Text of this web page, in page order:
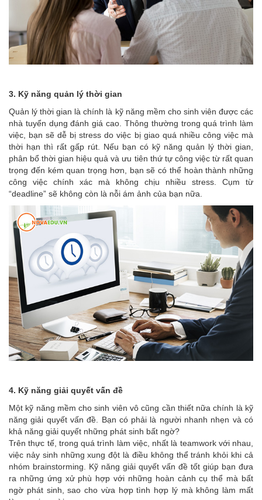
3. Kỹ năng quản lý thời gian
Quản lý thời gian là chính là kỹ năng mềm cho sinh viên được các
nhà tuyển dụng đánh giá cao. Thông thường trong quá trình làm
việc, bạn sẽ dễ bị stress do việc bị giao quá nhiều công việc mà
thời hạn thì rất gấp rút. Nếu bạn có kỹ năng quản lý thời gian,
phân bổ thời gian hiệu quả và ưu tiên thứ tự công việc từ rất quan
trọng đến kém quan trọng hơn, bạn sẽ có thể hoàn thành những
công việc chính xác mà không chịu nhiều stress. Cụm từ
“deadline” sẽ không còn là nỗi ám ảnh của bạn nữa.
4. Kỹ năng giải quyết vấn đề
Một kỹ năng mềm cho sinh viên vô cũng cần thiết nữa chính là kỹ
năng giải quyết vấn đề. Bạn có phải là người nhanh nhẹn và có
khả năng giải quyết những phát sinh bất ngờ?
Trên thực tế, trong quá trình làm việc, nhất là teamwork với nhau,
việc nảy sinh những xung đột là điều không thể tránh khỏi khi cả
nhóm brainstorming. Kỹ năng giải quyết vấn đề tốt giúp bạn đưa
ra những ứng xử phù hợp với những hoàn cảnh cụ thể mà bất
ngờ phát sinh, sao cho vừa hợp tình hợp lý mà không làm mất